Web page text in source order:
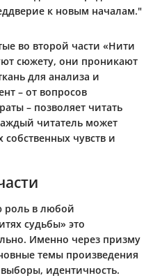
к новым началам."
во второй части «Нити
сюжету, они проникают
для анализа и
– от вопросов
– позволяет читать
читатель может
чувств и
роль в любой
судьбы» это
Именно через призму
темы произведения
идентичность.